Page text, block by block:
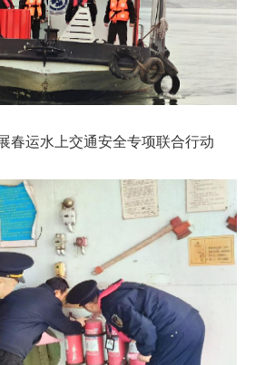
春运水上交通安全专项联合行动